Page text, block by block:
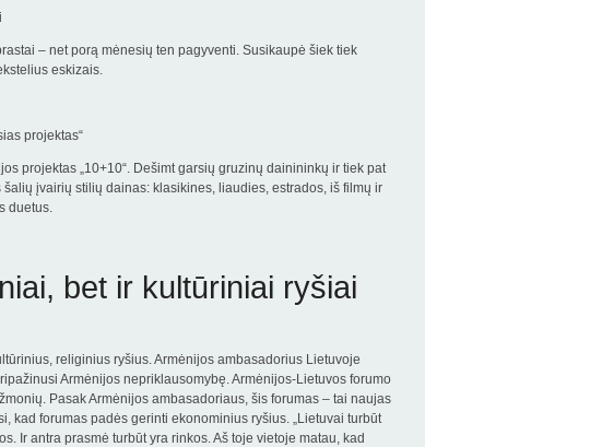
– net porą mėnesių ten pagyventi. Susikaupė šiek tiek
eskizais.
projektas“
projektas „10+10“. Dešimt garsių gruzinų dainininkų ir tiek pat
įvairių stilių dainas: klasikines, liaudies, estrados, iš filmų ir
duetus.
bet ir kultūriniai ryšiai
religinius ryšius. Armėnijos ambasadorius Lietuvoje
Armėnijos nepriklausomybę. Armėnijos-Lietuvos forumo
Pasak Armėnijos ambasadoriaus, šis forumas – tai naujas
kad forumas padės gerinti ekonominius ryšius. „Lietuvai turbūt
Ir antra prasmė turbūt yra rinkos. Aš toje vietoje matau, kad